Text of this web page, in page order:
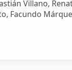
Villano,
Facundo